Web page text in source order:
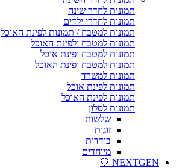
תמונות לחדר שינה
תמונות לחדרי ילדים
תמונות למטבח / תמונות לפינת האוכל
תמונות למטבח ולפינת האוכל
תמונות למטבח ופינת אוכל
תמונות למטבח ופינת האוכל
תמונות למשרד
תמונות לפינת אוכל
תמונות לפינת האוכל
תמונות לסלון
שלשות
זוגות
בודדות
מיוחדים
NEXTGEN 🤍